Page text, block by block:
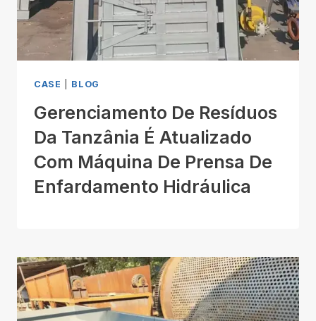
CASE BLOG
Gerenciamento De Resíduos
Da Tanzânia É Atualizado
Com Máquina De Prensa De
Enfardamento Hidráulica